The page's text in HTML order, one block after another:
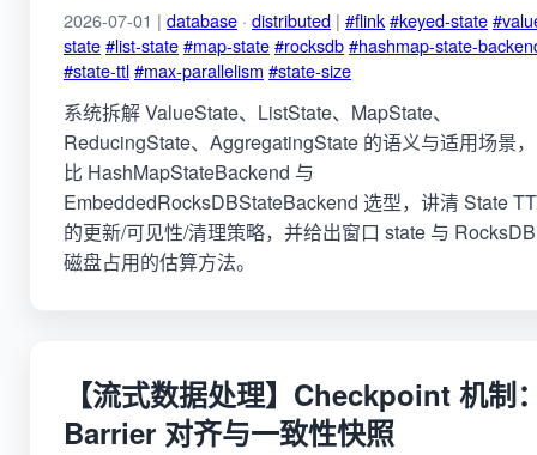
2026-07-01 | database · distributed | #flink#keyed-state
state#list-state#map-state#rocksdb#hashmap-state-
#state-ttl#max-parallelism #state-size
系统拆解 ValueState、ListState、MapState、
ReducingState、AggregatingState 的语义与适用场景
比 HashMapStateBackend 与
EmbeddedRocksDBStateBackend 选型，讲清 State
的更新/可见性/清理策略，并给出窗口 state 与 RocksDB
磁盘占用的估算方法。
【流式数据处理】Checkpoint 机制
Barrier 对齐与一致性快照